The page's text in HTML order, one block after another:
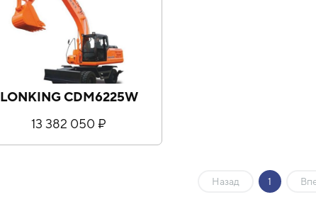
LONKING CDM6225W
13 382 050 ₽
Назад 1